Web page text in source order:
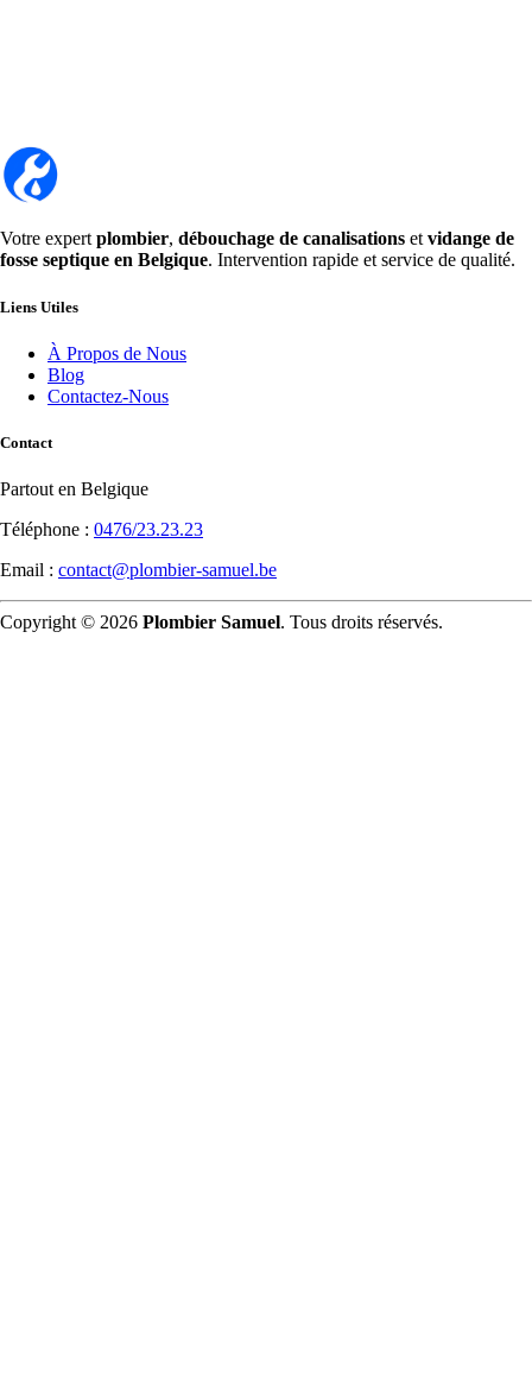
Votre expert plombier, débouchage de canalisations et vidange de
fosse septique en Belgique. Intervention rapide et service de qualité.
Liens Utiles
À Propos de Nous
Blog
Contactez-Nous
Contact
Partout en Belgique
Téléphone : 0476/23.23.23
Email : contact@plombier-samuel.be
Copyright © 2026 Plombier Samuel. Tous droits réservés.